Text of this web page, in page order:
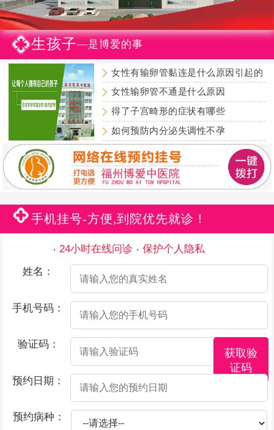
生孩子—是博爱的事
女性有输卵管黏连是什么原因引起的
女性输卵管不通是什么原因
得了子宫畸形的症状有哪些
如何预防内分泌失调性不孕
手机挂号-方便,到院优先就诊！
24小时在线问诊
保护个人隐私
姓名：
手机号码：
验证码：
获取验
证码
预约日期：
预约病种：